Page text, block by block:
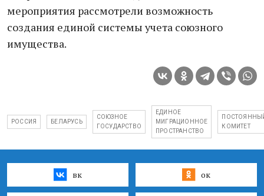
мероприятия рассмотрели возможность
создания единой системы учета союзного
имущества.
РОССИЯ БЕЛАРУСЬ
СОЮЗНОЕ
ГОСУДАРСТВО
ЕДИНОЕ
МИГРАЦИОННОЕ
ПРОСТРАНСТВО
КОМИТЕТ
вк ок